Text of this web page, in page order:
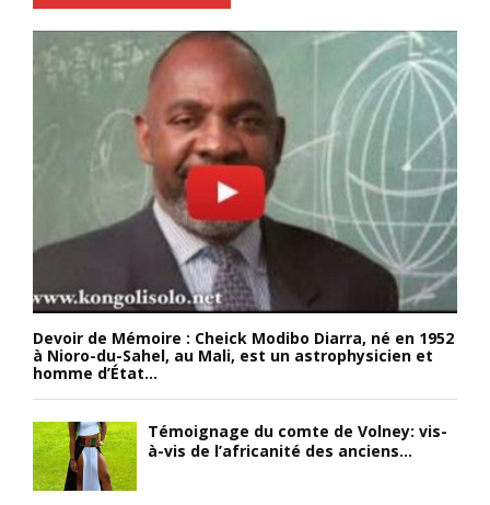
Devoir de Mémoire : Cheick Modibo Diarra, né en 1952
à Nioro-du-Sahel, au Mali, est un astrophysicien et
homme d’État...
Témoignage du comte de Volney: vis-
à-vis de l’africanité des anciens...